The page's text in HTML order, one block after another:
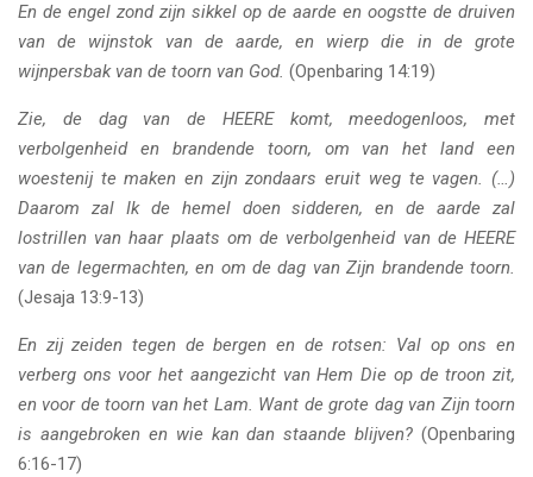
En de engel zond zijn sikkel op de aarde en oogstte de druiven
van de wijnstok van de aarde, en wierp die in de grote
wijnpersbak van de toorn van God. (Openbaring 14:19)
Zie, de dag van de HEERE komt, meedogenloos, met
verbolgenheid en brandende toorn, om van het land een
woestenij te maken en zijn zondaars eruit weg te vagen. (…)
Daarom zal Ik de hemel doen sidderen, en de aarde zal
lostrillen van haar plaats om de verbolgenheid van de HEERE
van de legermachten, en om de dag van Zijn brandende toorn.
(Jesaja 13:9-13)
En zij zeiden tegen de bergen en de rotsen: Val op ons en
verberg ons voor het aangezicht van Hem Die op de troon zit,
en voor de toorn van het Lam. Want de grote dag van Zijn toorn
is aangebroken en wie kan dan staande blijven? (Openbaring
6:16-17)